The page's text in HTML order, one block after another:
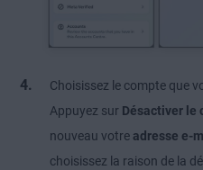
Choisissez le compte que
Appuyez sur Désactiver le
nouveau votre adresse e-
choisissez la raison de la